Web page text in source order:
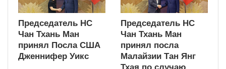
Председатель НС
Чан Тхань Ман
принял Посла США
Дженнифер Уикс
Председатель НС
Чан Тхань Ман
принял посла
Малайзии Тан Янг